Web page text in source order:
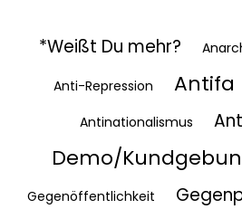
*Weißt Du mehr?
Anti-Repression Antifa
Antinationalismus
Demo/
Gegenöffentlichkeit